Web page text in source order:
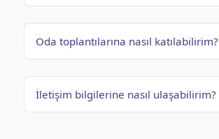
Oda toplantılarına nasıl katılabilirim?
İletişim bilgilerine nasıl ulaşabilirim?